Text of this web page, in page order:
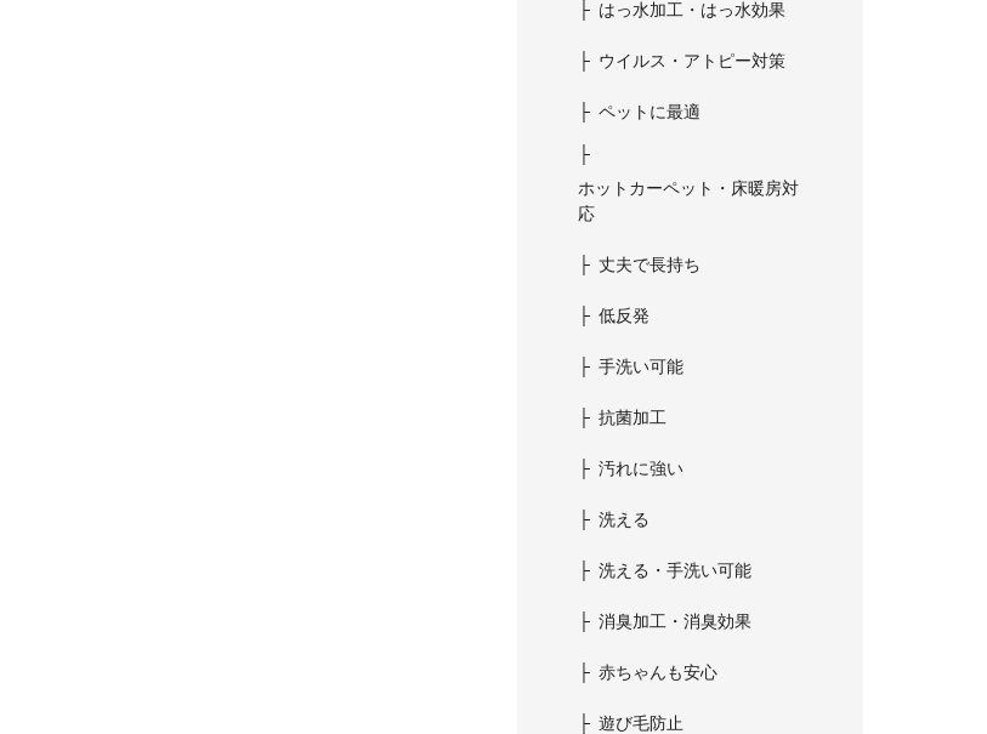
はっ水加工・はっ水効果
ウイルス・アトピー対策
ペットに最適
ホットカーペット・床暖房対
応
丈夫で長持ち
低反発
手洗い可能
抗菌加工
汚れに強い
洗える
洗える・手洗い可能
消臭加工・消臭効果
赤ちゃんも安心
遊び毛防止